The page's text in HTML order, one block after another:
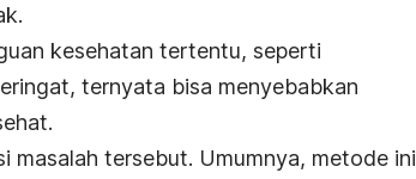
kesehatan tertentu, seperti
ternyata bisa menyebabkan
tersebut. Umumnya, metode ini